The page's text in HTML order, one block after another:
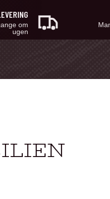
om
ugen